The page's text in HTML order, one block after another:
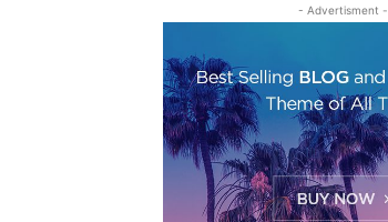
- Advertisment -